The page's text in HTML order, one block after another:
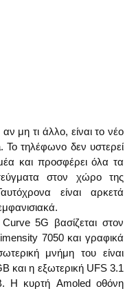
μη τι άλλο, είναι το νέο
Το τηλέφωνο δεν υστερεί
και προσφέρει όλα τα
στον χώρο της
είναι αρκετά
5G βασίζεται στον
7050 και γραφικά
μνήμη του είναι
και η εξωτερική UFS 3.1
Η κυρτή Amoled οθόνη